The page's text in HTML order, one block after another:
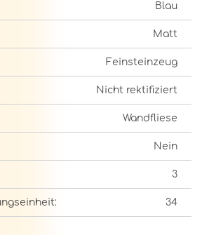
Blau
Matt
Feinsteinzeug
Nicht rektifiziert
Wandfliese
Nein
3
34